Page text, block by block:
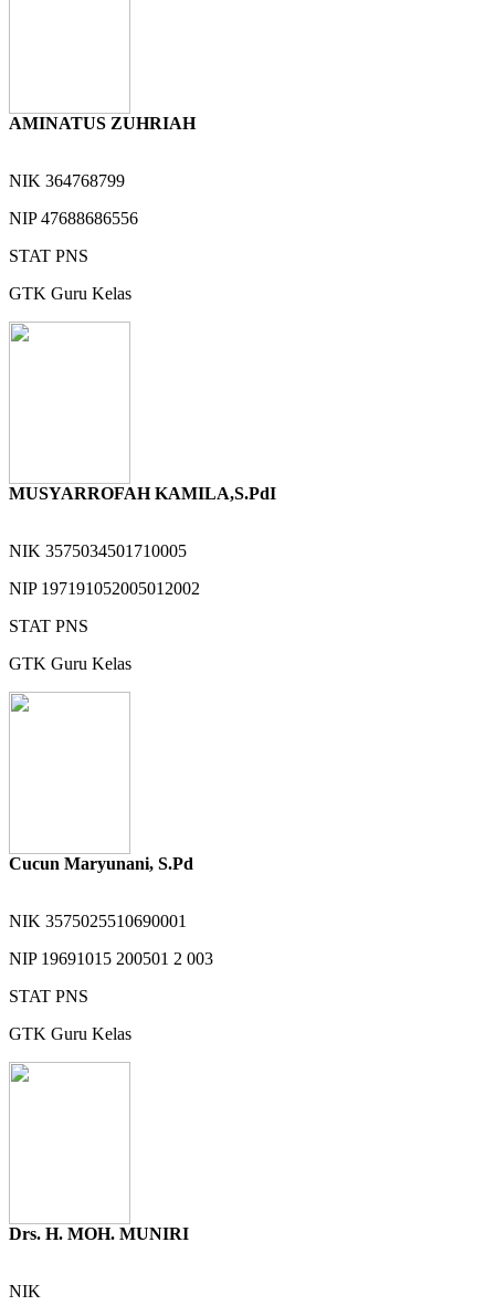
AMINATUS ZUHRIAH
NIK 364768799
NIP47688686556
STAT PNS
GTK Guru Kelas
MUSYARROFAH KAMILA,S.PdI
NIK 3575034501710005
NIP 197191052005012002
STAT PNS
GTK Guru Kelas
Cucun Maryunani, S.Pd
NIK 3575025510690001
NIP 19691015 200501 2 003
STAT PNS
GTK Guru Kelas
Drs. H. MOH. MUNIRI
NIK